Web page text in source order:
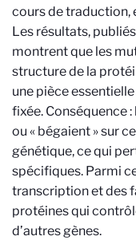
cours de traduction,
Les résultats,
montrent que les
structure de la
une pièce
fixée. Conséquence
ou « bégaient » sur
génétique, ce qui
spécifiques. Parmi
transcription et des
protéines qui
d’autres gènes.